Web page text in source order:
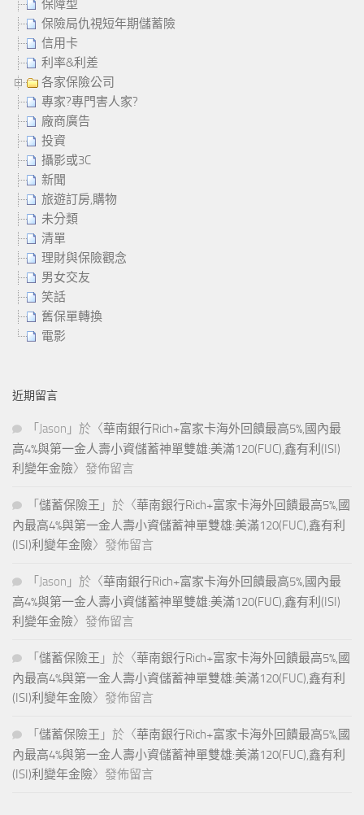
保障型
保險局仇視短年期儲蓄險
信用卡
利率&利差
各家保險公司
專家?專門害人家?
廠商廣告
投資
攝影或3C
新聞
旅遊訂房,購物
未分類
清單
理財與保險觀念
男女交友
笑話
舊保單轉換
電影
近期留言
「 Jason 」於〈華南銀行Rich+富家卡海外回饋最高5%,國內最
高4%與第一金人壽小資儲蓄神單雙雄:美滿120(FUC),鑫有利(ISI)
利變年金險〉發佈留言
「 儲蓄保險王 」於〈華南銀行Rich+富家卡海外回饋最高5%,國
內最高4%與第一金人壽小資儲蓄神單雙雄:美滿120(FUC),鑫有利
(ISI)利變年金險〉發佈留言
「 Jason 」於〈華南銀行Rich+富家卡海外回饋最高5%,國內最
高4%與第一金人壽小資儲蓄神單雙雄:美滿120(FUC),鑫有利(ISI)
利變年金險〉發佈留言
「 儲蓄保險王 」於〈華南銀行Rich+富家卡海外回饋最高5%,國
內最高4%與第一金人壽小資儲蓄神單雙雄:美滿120(FUC),鑫有利
(ISI)利變年金險〉發佈留言
「 儲蓄保險王 」於〈華南銀行Rich+富家卡海外回饋最高5%,國
內最高4%與第一金人壽小資儲蓄神單雙雄:美滿120(FUC),鑫有利
(ISI)利變年金險〉發佈留言